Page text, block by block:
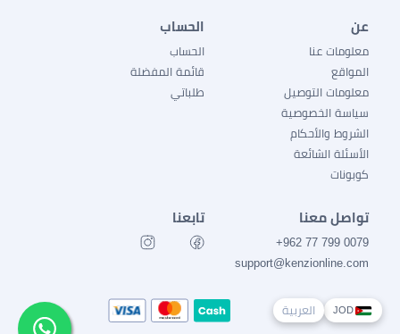
عن
معلومات عنا
المواقع
معلومات التوصيل
سياسة الخصوصية
الشروط والأحكام
الأسئلة الشائعة
كوبونات
الحساب
الحساب
قائمة المفضلة
طلباتي
تواصل معنا
0079 799 77 962+
support@kenzionline.com
تابعنا
JOD العربية